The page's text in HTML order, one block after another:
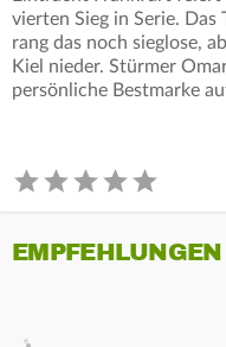
vierten Sieg in Serie. Das
rang das noch sieglose,
Kiel nieder. Stürmer
persönliche Bestmarke
EMPFEHLUNGEN